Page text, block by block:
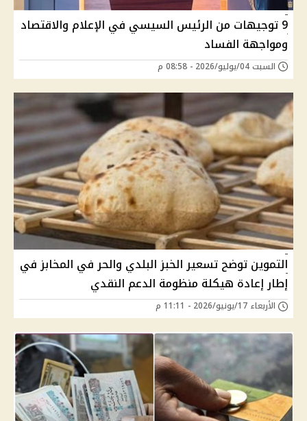
9 توجيهات من الرئيس السيسي في الإعلام والاقتصاد
ومواجهة الفساد
السبت 04/يوليو/2026 - 08:58 م
التموين توضح تسعير الخبز البلدي والحر في المخابز في
إطار إعادة هيكلة منظومة الدعم النقدي
الأربعاء 17/يونيو/2026 - 11:11 م